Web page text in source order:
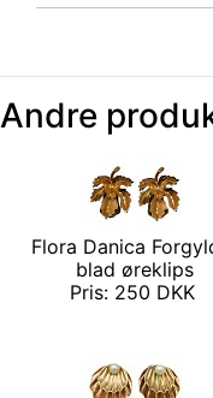
Andre
Flora Danica
blad øreklips
Pris: 250 DKK